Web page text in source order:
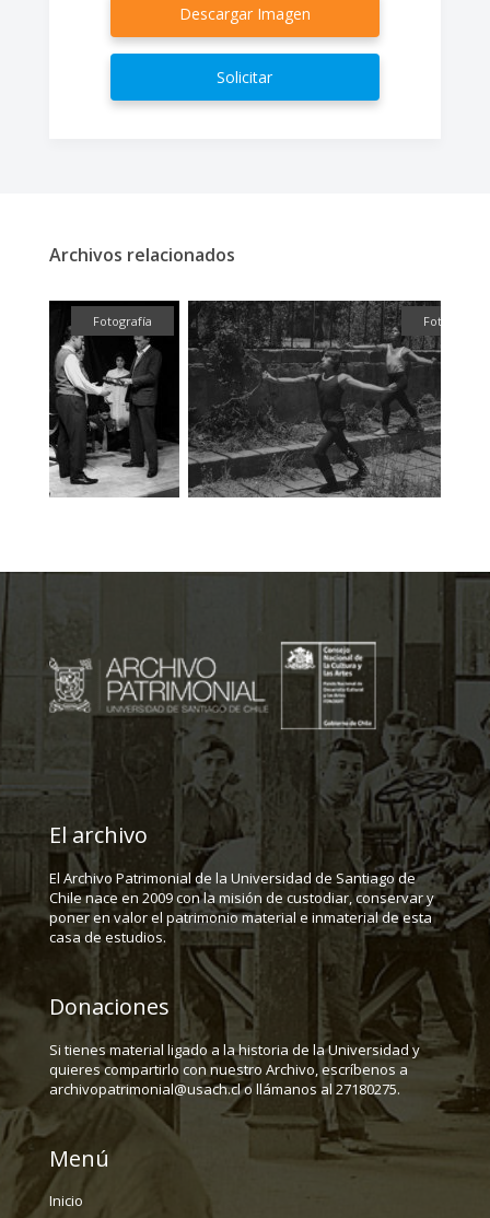
Descargar Imagen
Solicitar
Archivos relacionados
Fotografía Fotografía
El archivo
El Archivo Patrimonial de la Universidad de Santiago de
Chile nace en 2009 con la misión de custodiar, conservar y
poner en valor el patrimonio material e inmaterial de esta
casa de estudios.
Donaciones
Si tienes material ligado a la historia de la Universidad y
quieres compartirlo con nuestro Archivo, escríbenos a
archivopatrimonial@usach.cl o llámanos al 27180275.
Menú
Inicio